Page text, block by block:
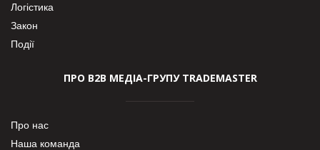
Логістика
Закон
Події
ПРО В2В МЕДІА-ГРУПУ TRADEMASTER
Про нас
Наша команда